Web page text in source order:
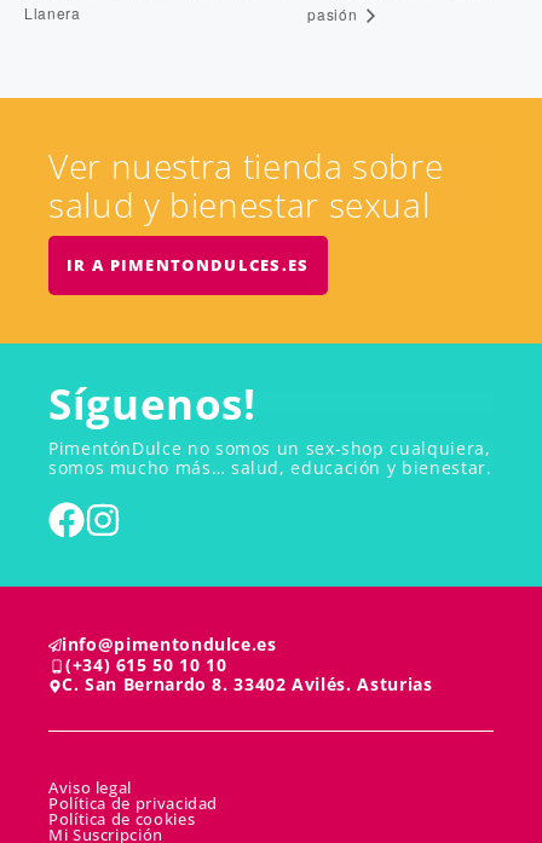
Llanera
pasión
Ver nuestra tienda sobre
salud y bienestar sexual
IR A PIMENTONDULCES.ES
Síguenos!
PimentónDulce no somos un sex-shop cualquiera,
somos mucho más… salud, educación y bienestar.
info@pimentondulce.es
(+34) 615 50 10 10
C. San Bernardo 8. 33402 Avilés. Asturias
Aviso legal
Política de privacidad
Política de cookies
Mi Suscripción